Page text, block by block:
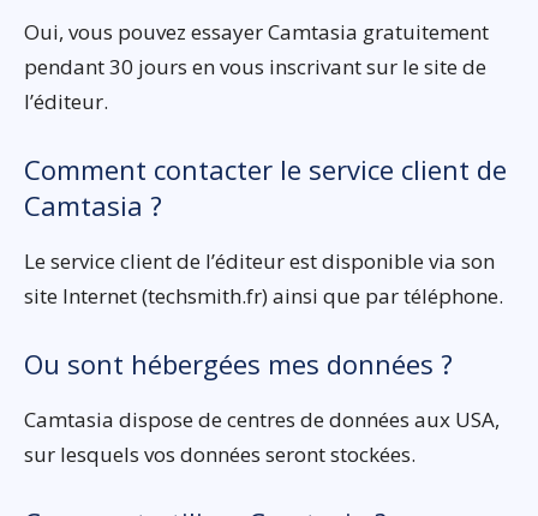
Oui, vous pouvez essayer Camtasia gratuitement
pendant 30 jours en vous inscrivant sur le site de
l’éditeur.
Comment contacter le service client de
Camtasia ?
Le service client de l’éditeur est disponible via son
site Internet (techsmith.fr) ainsi que par téléphone.
Ou sont hébergées mes données ?
Camtasia dispose de centres de données aux USA,
sur lesquels vos données seront stockées.